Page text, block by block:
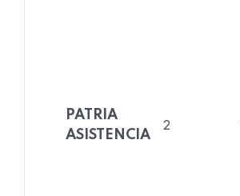
PATRIA
ASISTENCIA
2